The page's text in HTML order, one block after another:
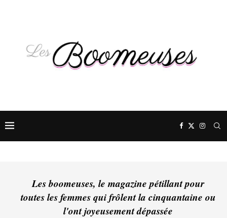
Les boomeuses, le magazine pétillant pour
toutes les femmes qui frôlent la cinquantaine ou
l'ont joyeusement dépassée